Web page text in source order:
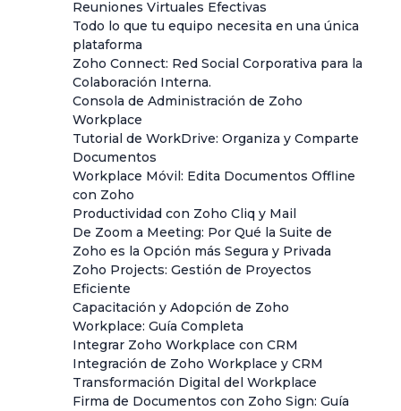
Reuniones Virtuales Efectivas
Todo lo que tu equipo necesita en una única
plataforma
Zoho Connect: Red Social Corporativa para la
Colaboración Interna.
Consola de Administración de Zoho
Workplace
Tutorial de WorkDrive: Organiza y Comparte
Documentos
Workplace Móvil: Edita Documentos Offline
con Zoho
Productividad con Zoho Cliq y Mail
De Zoom a Meeting: Por Qué la Suite de
Zoho es la Opción más Segura y Privada
Zoho Projects: Gestión de Proyectos
Eficiente
Capacitación y Adopción de Zoho
Workplace: Guía Completa
Integrar Zoho Workplace con CRM
Integración de Zoho Workplace y CRM
Transformación Digital del Workplace
Firma de Documentos con Zoho Sign: Guía